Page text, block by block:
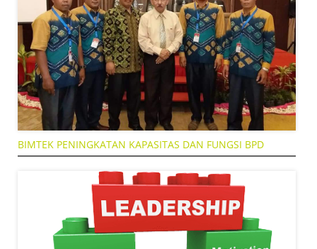
BIMTEK PENINGKATAN KAPASITAS DAN FUNGSI BPD